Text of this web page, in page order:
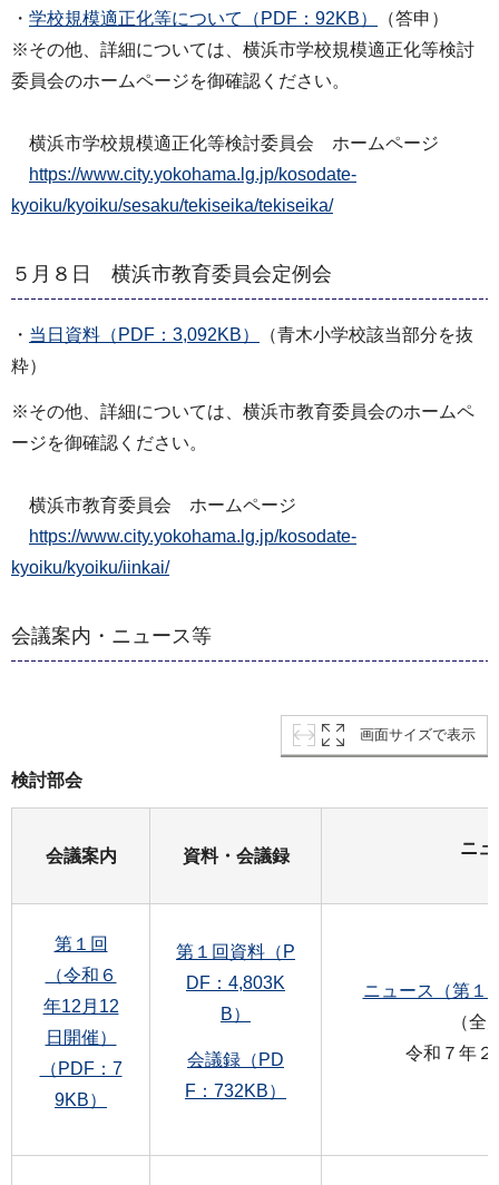
・ 学校規模適正化等について（PDF：92KB）
（答申）
※その他、詳細については、横浜市学校規模適正化等検討
委員会のホームページを御確認ください。
横浜市学校規模適正化等検討委員会 ホームページ
https://www.city.yokohama.lg.jp/kosodate-
kyoiku/kyoiku/sesaku/tekiseika/tekiseika/
５月８日 横浜市教育委員会定例会
・ 当日資料（PDF：3,092KB）
（青木小学校該当部分を抜
粋）
※その他、詳細については、横浜市教育委員会のホームペ
ージを御確認ください。
横浜市教育委員会 ホームページ
https://www.city.yokohama.lg.jp/kosodate-
kyoiku/kyoiku/iinkai/
会議案内・ニュース等
画面サイズで表示
検討部会
会議案内 資料・会議録 ニ
第１回
（令和６
年12月12
日開催）
（PDF：7
9KB）
第１回資料（P
DF：4,803K
B）
会議録（PD
F：732KB）
ニュース（第１
（全
令和７年